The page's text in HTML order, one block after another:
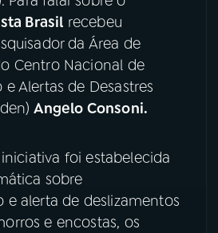
Facebook
X
Brasil recebeu
da Área de
Centro Nacional de
Alertas de Desastres
Angelo Consoni.
foi estabelecida
sobre
alerta de deslizamentos
e encostas, os